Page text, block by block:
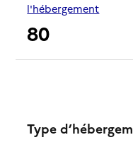
l'hébergement
80
Type